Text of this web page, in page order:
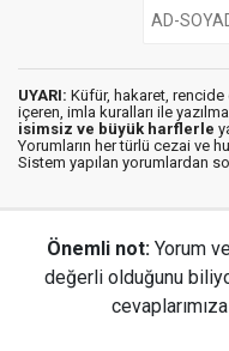
UYARI: Küfür, hakaret, rencide
içeren, imla kuralları ile
isimsiz ve büyük harflerle
Yorumların her türlü cezai ve
Sistem yapılan yorumlardan
Önemli not: Yorum
değerli olduğunu